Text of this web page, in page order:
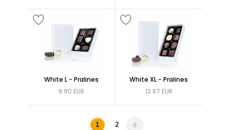
White L - Pralines
9.90 EUR
White XL - Pralines
12.87 EUR
1 2